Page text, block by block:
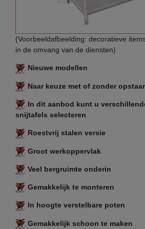
(Voorbeeldafbeelding: decoratieve
in de omvang van de diensten)
Nieuwe modellen
Naar keuze met of zonder
In dit aanbod kunt u
snijtafels selecteren
Roestvrij stalen versie
Groot werkoppervlak
Veel bergruimte onderin
Gemakkelijk te monteren
In hoogte verstelbare poten
Gemakkelijk schoon te maken